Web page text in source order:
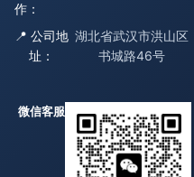
作：
📍 公司地
址：
湖北省武汉市洪山区
书城路46号
微信客服